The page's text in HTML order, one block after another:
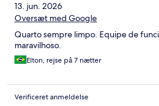
13. jun. 2026
Oversæt med Google
Quarto sempre limpo. Equipe de
maravilhoso.
Elton, rejse på 7 nætter
Verificeret anmeldelse